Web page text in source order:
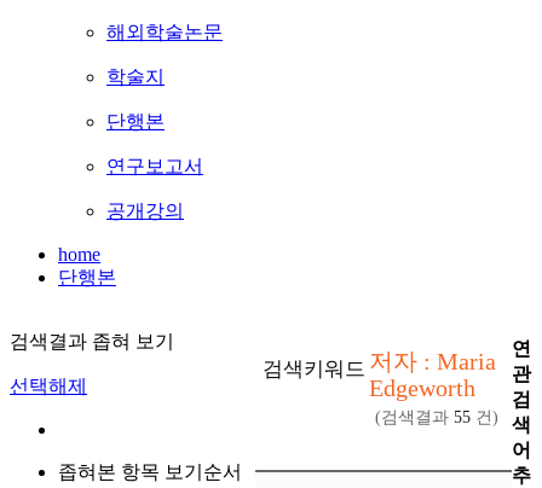
해외학술논문
학술지
단행본
연구보고서
공개강의
home
단행본
검색결과 좁혀 보기
선택해제
좁혀본 항목 보기순서
검색키워드 저자 : Maria
Edgeworth
(검색결과 55 건)
연
관
검
색
어
추